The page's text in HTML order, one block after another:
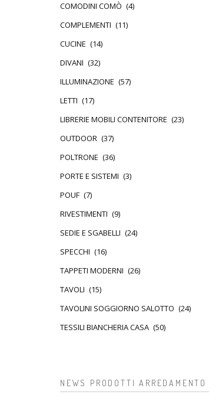
COMODINI COMÒ (4)
COMPLEMENTI (11)
CUCINE (14)
DIVANI (32)
ILLUMINAZIONE (57)
LETTI (17)
LIBRERIE MOBILI CONTENITORE (23)
OUTDOOR (37)
POLTRONE (36)
PORTE E SISTEMI (3)
POUF (7)
RIVESTIMENTI (9)
SEDIE E SGABELLI (24)
SPECCHI (16)
TAPPETI MODERNI (26)
TAVOLI (15)
TAVOLINI SOGGIORNO SALOTTO (24)
TESSILI BIANCHERIA CASA (50)
NEWS PRODOTTI ARREDAMENTO